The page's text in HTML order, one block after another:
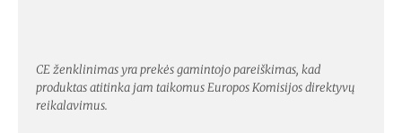
CE ženklinimas yra prekės gamintojo pareiškimas, kad
produktas atitinka jam taikomus Europos Komisijos direktyvų
reikalavimus.